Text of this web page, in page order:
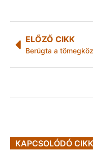
ELŐZŐ CIKK
KAPCSOLÓDÓ